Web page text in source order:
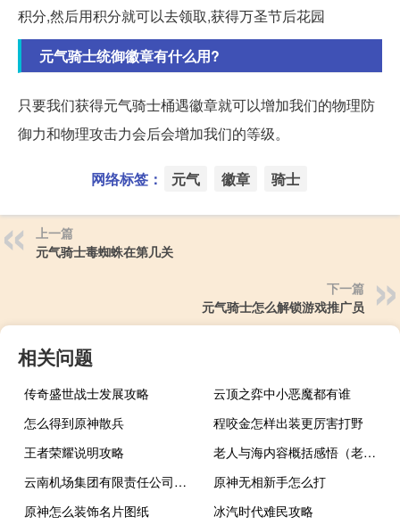
积分,然后用积分就可以去领取,获得万圣节后花园
元气骑士统御徽章有什么用?
只要我们获得元气骑士桶遇徽章就可以增加我们的物理防
御力和物理攻击力会后会增加我们的等级。
网络标签： 元气 徽章 骑士
上一篇
元气骑士毒蜘蛛在第几关
下一篇
元气骑士怎么解锁游戏推广员
相关问题
传奇盛世战士发展攻略
云顶之弈中小恶魔都有谁
怎么得到原神散兵
程咬金怎样出装更厉害打野
王者荣耀说明攻略
老人与海内容概括感悟（老人与海内容概括）
云南机场集团有限责任公司大理机场（云南机场集团有限责任公司oa办公系统）
原神无相新手怎么打
原神怎么装饰名片图纸
冰汽时代难民攻略